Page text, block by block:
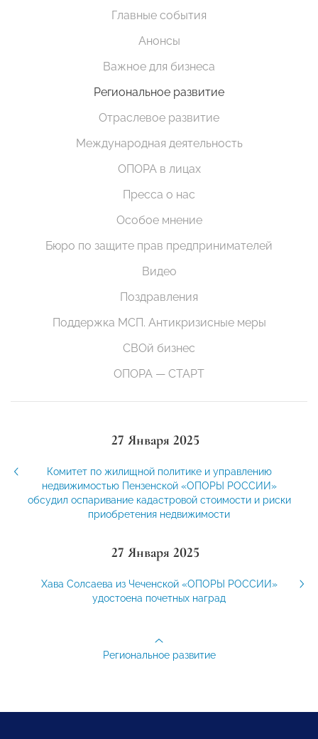
Главные события
Анонсы
Важное для бизнеса
Региональное развитие
Отраслевое развитие
Международная деятельность
ОПОРА в лицах
Пресса о нас
Особое мнение
Бюро по защите прав предпринимателей
Видео
Поздравления
Поддержка МСП. Антикризисные меры
СВОй бизнес
ОПОРА — СТАРТ
27 Января 2025
Комитет по жилищной политике и управлению
недвижимостью Пензенской «ОПОРЫ РОССИИ»
обсудил оспаривание кадастровой стоимости и риски
приобретения недвижимости
27 Января 2025
Хава Солсаева из Чеченской «ОПОРЫ РОССИИ»
удостоена почетных наград
Региональное развитие